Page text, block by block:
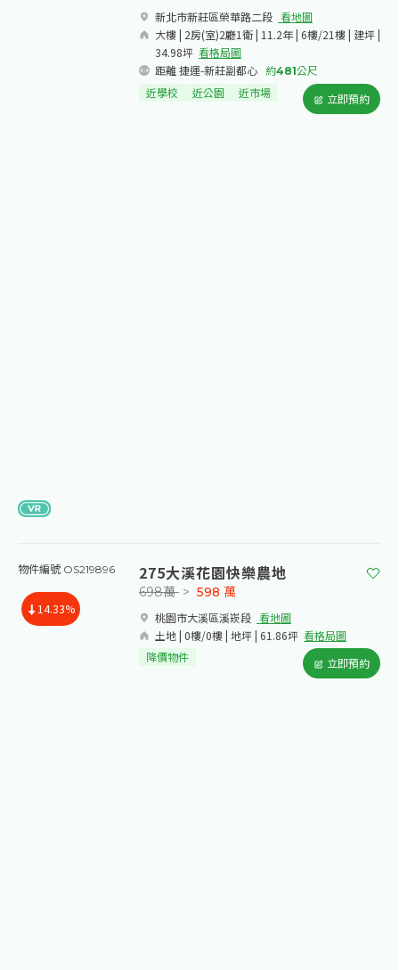
新北市新莊區榮華路二段​ 看地圖
大樓 | 2房(室)2廳1衛 | 11.2年 | 6樓/21樓 | 建坪 |
34.98坪 看格局圖
距離 捷運-新莊副都心
約481公尺
近學校 近公園 近市場 立即預約
物件編號 OS219896
14.33%
275大溪花園快樂農地
桃園市大溪區溪崁段​ 看地圖
土地 | 0樓/0樓 | 地坪 | 61.86坪 看格局圖
698萬 > 598 萬
降價物件 立即預約